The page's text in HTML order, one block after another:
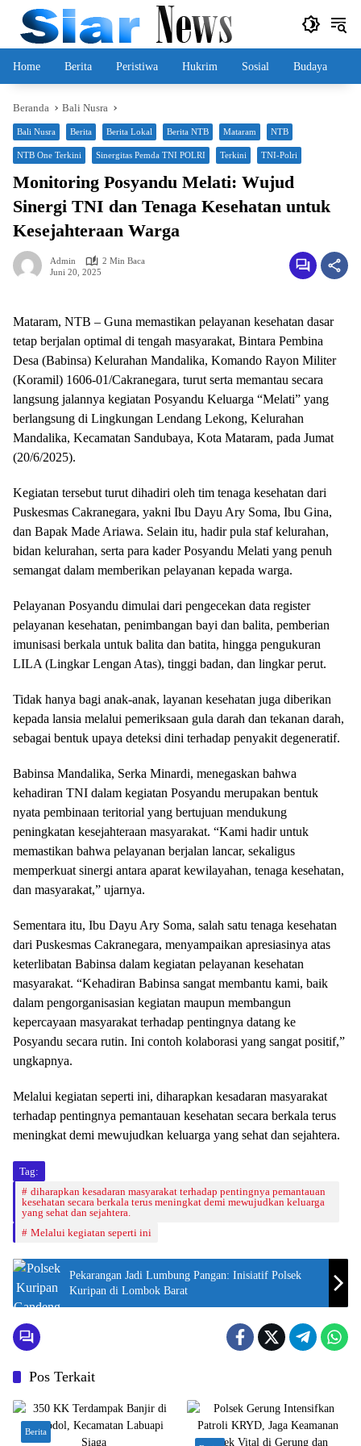
Langsung
konten
Home Berita Peristiwa Hukrim Sosial Budaya
Beranda Bali Nusra
Bali Nusra Berita Berita Lokal Berita NTB Mataram NTB
NTB One Terkini Sinergitas Pemda TNI POLRI Terkini TNI-Polri
Monitoring Posyandu Melati: Wujud
Sinergi TNI dan Tenaga Kesehatan untuk
Kesejahteraan Warga
Admin
2 Min Baca
Juni 20, 2025
Mataram, NTB – Guna memastikan pelayanan kesehatan dasar
tetap berjalan optimal di tengah masyarakat, Bintara Pembina
Desa (Babinsa) Kelurahan Mandalika, Komando Rayon Militer
(Koramil) 1606-01/Cakranegara, turut serta memantau secara
langsung jalannya kegiatan Posyandu Keluarga “Melati” yang
berlangsung di Lingkungan Lendang Lekong, Kelurahan
Mandalika, Kecamatan Sandubaya, Kota Mataram, pada Jumat
(20/6/2025).
Kegiatan tersebut turut dihadiri oleh tim tenaga kesehatan dari
Puskesmas Cakranegara, yakni Ibu Dayu Ary Soma, Ibu Gina,
dan Bapak Made Ariawa. Selain itu, hadir pula staf kelurahan,
bidan kelurahan, serta para kader Posyandu Melati yang penuh
semangat dalam memberikan pelayanan kepada warga.
Pelayanan Posyandu dimulai dari pengecekan data register
pelayanan kesehatan, penimbangan bayi dan balita, pemberian
imunisasi berkala untuk balita dan batita, hingga pengukuran
LILA (Lingkar Lengan Atas), tinggi badan, dan lingkar perut.
Tidak hanya bagi anak-anak, layanan kesehatan juga diberikan
kepada lansia melalui pemeriksaan gula darah dan tekanan darah,
sebagai bentuk upaya deteksi dini terhadap penyakit degeneratif.
Babinsa Mandalika, Serka Minardi, menegaskan bahwa
kehadiran TNI dalam kegiatan Posyandu merupakan bentuk
nyata pembinaan teritorial yang bertujuan mendukung
peningkatan kesejahteraan masyarakat. “Kami hadir untuk
memastikan bahwa pelayanan berjalan lancar, sekaligus
memperkuat sinergi antara aparat kewilayahan, tenaga kesehatan,
dan masyarakat,” ujarnya.
Sementara itu, Ibu Dayu Ary Soma, salah satu tenaga kesehatan
dari Puskesmas Cakranegara, menyampaikan apresiasinya atas
keterlibatan Babinsa dalam kegiatan pelayanan kesehatan
masyarakat. “Kehadiran Babinsa sangat membantu kami, baik
dalam pengorganisasian kegiatan maupun membangun
kepercayaan masyarakat terhadap pentingnya datang ke
Posyandu secara rutin. Ini contoh kolaborasi yang sangat positif,”
ungkapnya.
Melalui kegiatan seperti ini, diharapkan kesadaran masyarakat
terhadap pentingnya pemantauan kesehatan secara berkala terus
meningkat demi mewujudkan keluarga yang sehat dan sejahtera.
Tag:
diharapkan kesadaran masyarakat terhadap pentingnya pemantauan
kesehatan secara berkala terus meningkat demi mewujudkan keluarga
yang sehat dan sejahtera.
Melalui kegiatan seperti ini
Pekarangan Jadi Lumbung Pangan: Inisiatif Polsek
Kuripan di Lombok Barat
Pos Terkait
Berita